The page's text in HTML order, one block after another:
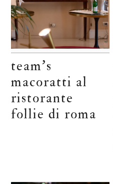
team’s
macoratti al
ristorante
follie di roma